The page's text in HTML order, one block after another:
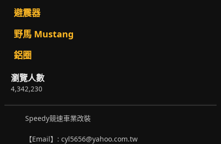
避震器
野馬 Mustang
鋁圈
瀏覽人數
4,342,230
Speedy競速車業改裝
【Email】: cyl5656@yahoo.com.tw